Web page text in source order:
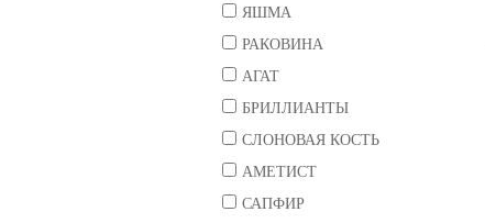
ЯШМА
РАКОВИНА
АГАТ
БРИЛЛИАНТЫ
СЛОНОВАЯ КОСТЬ
АМЕТИСТ
САПФИР